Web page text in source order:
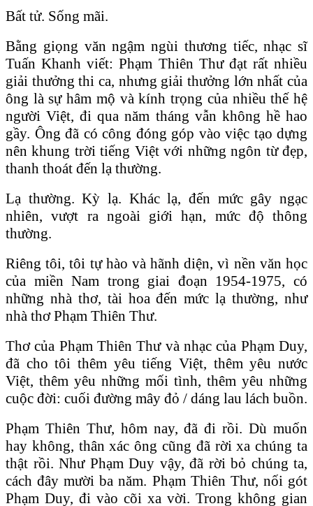
Bất tử. Sống mãi.
Bằng giọng văn ngậm ngùi thương tiếc, nhạc sĩ
Tuấn Khanh viết: Phạm Thiên Thư đạt rất nhiều
giải thưởng thi ca, nhưng giải thưởng lớn nhất của
ông là sự hâm mộ và kính trọng của nhiều thế hệ
người Việt, đi qua năm tháng vẫn không hề hao
gầy. Ông đã có công đóng góp vào việc tạo dựng
nên khung trời tiếng Việt với những ngôn từ đẹp,
thanh thoát đến lạ thường.
Lạ thường. Kỳ lạ. Khác lạ, đến mức gây ngạc
nhiên, vượt ra ngoài giới hạn, mức độ thông
thường.
Riêng tôi, tôi tự hào và hãnh diện, vì nền văn học
của miền Nam trong giai đoạn 1954-1975, có
những nhà thơ, tài hoa đến mức lạ thường, như
nhà thơ Phạm Thiên Thư.
Thơ của Phạm Thiên Thư và nhạc của Phạm Duy,
đã cho tôi thêm yêu tiếng Việt, thêm yêu nước
Việt, thêm yêu những mối tình, thêm yêu những
cuộc đời: cuối đường mây đỏ / dáng lau lách buồn.
Phạm Thiên Thư, hôm nay, đã đi rồi. Dù muốn
hay không, thân xác ông cũng đã rời xa chúng ta
thật rồi. Như Phạm Duy vậy, đã rời bỏ chúng ta,
cách đây mười ba năm. Phạm Thiên Thư, nối gót
Phạm Duy, đi vào cõi xa vời. Trong không gian